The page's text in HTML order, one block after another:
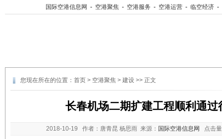
国际空港信息网 - 空港聚焦 - 空港服务 - 空港运营 - 临空经济 -
您现在所在的位置： 首页 > 空港聚焦 > 建设 >> 正文
长春机场二期扩建工程顺利通过
2018-10-19 作者：唐青昆 杨思雨 来源： 国际空港信息网 点击